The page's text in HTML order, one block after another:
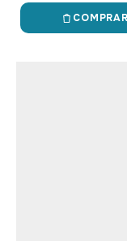
COMPRAR